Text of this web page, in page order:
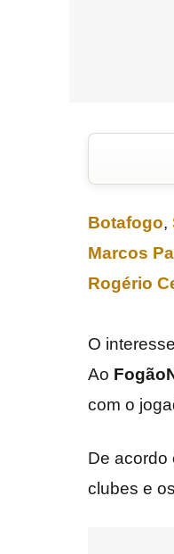
Botafogo,
Marcos
Rogério
O
Ao
com o
De acordo
clubes e